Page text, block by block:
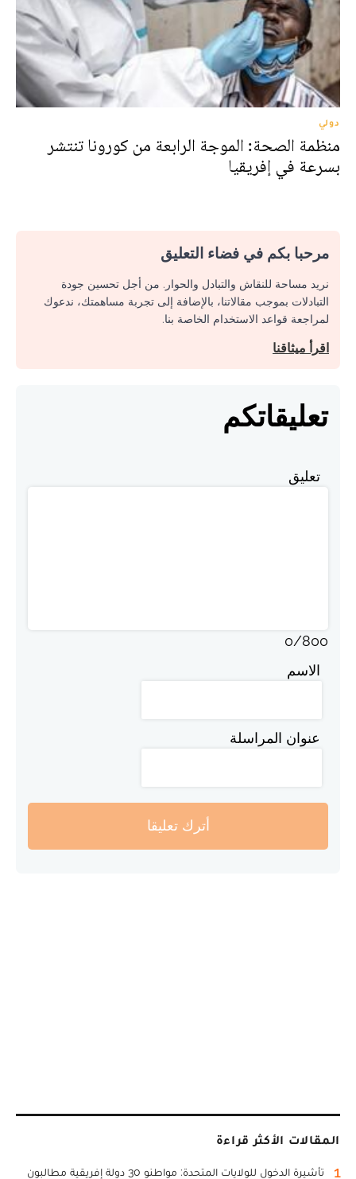
دولي
منظمة الصحة: الموجة الرابعة من كورونا تنتشر
بسرعة في إفريقيا
مرحبا بكم في فضاء التعليق
نريد مساحة للنقاش والتبادل والحوار. من أجل تحسين جودة
التبادلات بموجب مقالاتنا، بالإضافة إلى تجربة مساهمتك، ندعوك
لمراجعة قواعد الاستخدام الخاصة بنا.
اقرأ ميثاقنا
تعليقاتكم
تعليق
0/800
الاسم
عنوان المراسلة
أترك تعليقا
المقالات الأكثر قراءة
1
تأشيرة الدخول للولايات المتحدة: مواطنو 30 دولة إفريقية مطالبون